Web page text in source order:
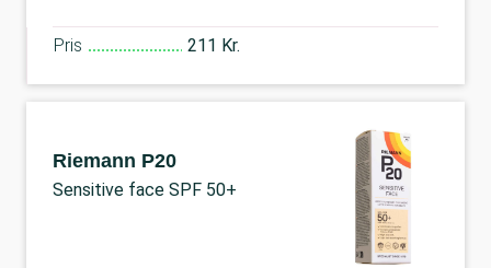
Pris 211 Kr.
Riemann P20
Sensitive face SPF 50+